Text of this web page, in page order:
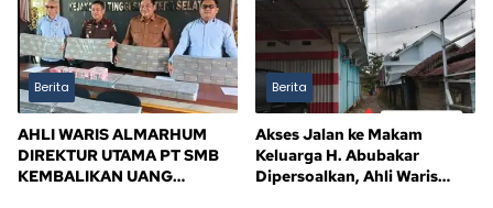
Berita
AHLI WARIS ALMARHUM
DIREKTUR UTAMA PT SMB
KEMBALIKAN UANG
Berita
Akses Jalan ke Makam
Keluarga H. Abubakar
Dipersoalkan, Ahli Waris